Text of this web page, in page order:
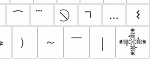
…
𐌔
） ～ ￣ 𒀱